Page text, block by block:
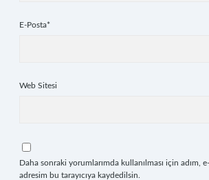
E-Posta*
Web Sitesi
Daha sonraki yorumlarımda kullanılması için adım,
adresim bu tarayıcıya kaydedilsin.